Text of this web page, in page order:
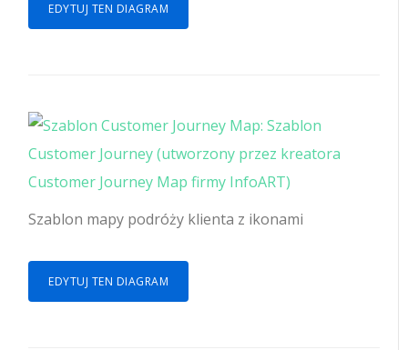
EDYTUJ TEN DIAGRAM
Szablon mapy podróży klienta z ikonami
EDYTUJ TEN DIAGRAM